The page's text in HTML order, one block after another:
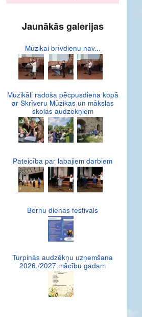
Jaunākās galerijas
Mūzikai brīvdienu nav...
Muzikāli radoša pēcpusdiena kopā
ar Skrīveru Mūzikas un mākslas
skolas audzēkņiem
Pateicība par labajiem darbiem
Bērnu dienas festivāls
Turpinās audzēkņu uzņemšana
2026./2027.mācību gadam